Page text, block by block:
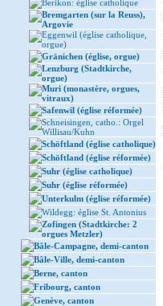
Berikon: église catholique
Bremgarten (sur la Reuss),
Argovie
Eggenwil (église catholique,
orgue)
Gränichen (église, orgue)
Lenzburg (Stadtkirche,
orgue)
Muri (monastère, orgues,
vitraux)
Safenwil (église réformée)
Schneisingen, catho.: Orgel
Willisau/Kuhn
Schöftland (église catholique)
Schöftland (église réformée)
Suhr (église catholique)
Suhr (église réformée)
Unterkulm (église réformée)
Wildegg: église St. Antonius
Zofingen (Stadtkirche: 2
orgues Metzler)
Bâle-Campagne, demi-canton
Bâle-Ville, demi-canton
Berne, canton
Fribourg, canton
Genève, canton